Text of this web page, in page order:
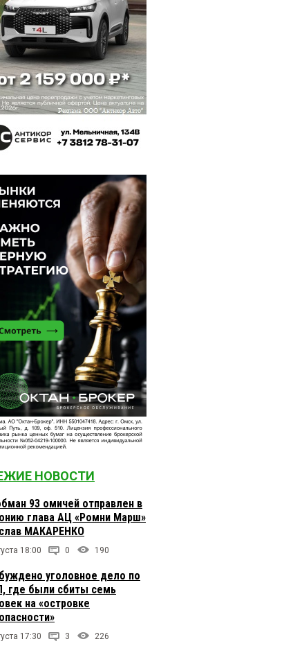
НОВОСТИ
93 омичей отправлен в
глава АЦ «Ромни Марш»
МАКАРЕНКО
18:00 0 190
уголовное дело по
где были сбиты семь
на «островке
17:30 3 226